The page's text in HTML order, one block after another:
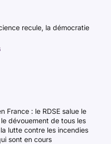
recule, la démocratie
France : le RDSE salue le
dévouement de tous les
lutte contre les incendies
sont en cours